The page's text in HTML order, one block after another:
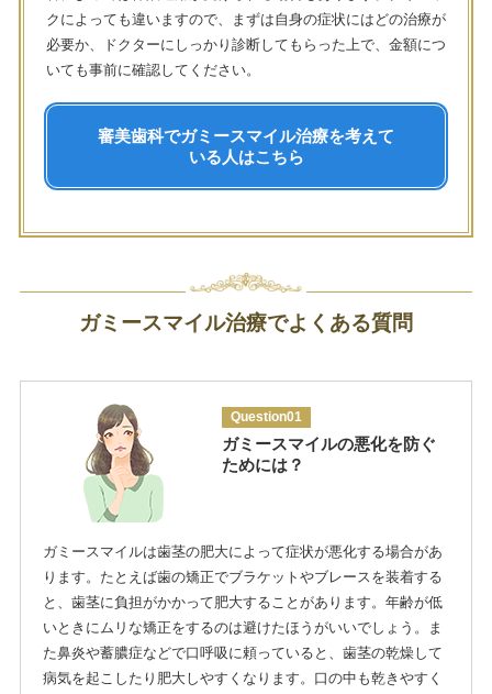
クによっても違いますので、まずは自身の症状にはどの治療が
必要か、ドクターにしっかり診断してもらった上で、金額につ
いても事前に確認してください。
審美歯科でガミースマイル治療を考えて
いる人はこちら
ガミースマイル治療でよくある質問
Question01
ガミースマイルの悪化を防ぐ
ためには？
ガミースマイルは歯茎の肥大によって症状が悪化する場合があ
ります。たとえば歯の矯正でブラケットやブレースを装着する
と、歯茎に負担がかかって肥大することがあります。年齢が低
いときにムリな矯正をするのは避けたほうがいいでしょう。ま
た鼻炎や蓄膿症などで口呼吸に頼っていると、歯茎の乾燥して
病気を起こしたり肥大しやすくなります。口の中も乾きやすく